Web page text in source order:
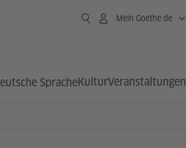
Mein Goethe.de
SpracheKulturVeranstaltungen